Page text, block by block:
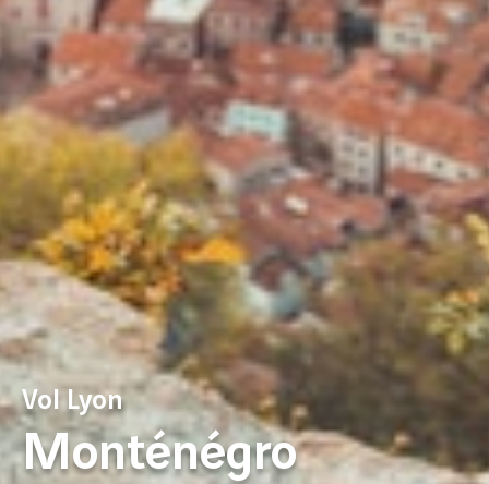
Vol Lyon
Monténégro